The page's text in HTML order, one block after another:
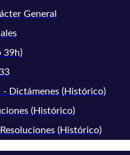
General
39h)
Dictámenes (Histórico)
(Histórico)
(Histórico)